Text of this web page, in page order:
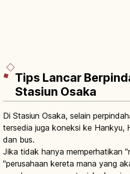
Tips Lancar
Stasiun Osaka
Di Stasiun Osaka, selain
tersedia juga koneksi ke Hankyu,
dan bus.
Jika tidak hanya memperhatikan
"perusahaan kereta mana yang